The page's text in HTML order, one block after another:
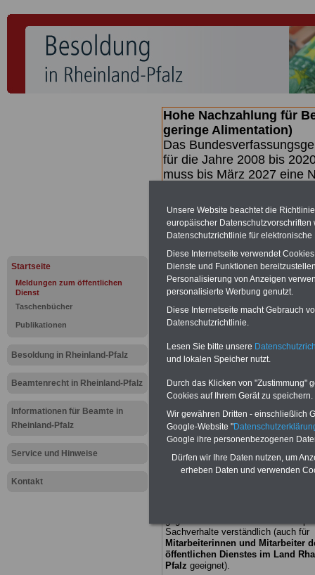
Startseite
Meldungen zum öffentlichen
Dienst
Taschenbücher
Publikationen
Besoldung in Rheinland-Pfalz
Beamtenrecht in Rheinland-Pfalz
Informationen für Beamte in
Rheinland-Pfalz
Service und Hinweise
Kontakt
Hohe Nachzahlung für
geringe Alimentation)
Das
für die Jahre 2008 bis
muss bis März 2027 eine
(Beamte &
geben (Medienberichten
mind.3.000 und 13.000
hierzu eine Broschüre
des Gesetzentwurfs der
(wahrscheinlich im
Broschüre.
Meldung
bei der
BEHÖRDEN-ABO
mit 3 Ratgebern
22,50 Euro: Wissenswertes für
Sachverhalte verständlich (auch für
Mitarbeiterinnen und Mitarbeiter
öffentlichen Dienstes im Land
Pfalz geeignet).
Unsere Website beachtet die
europäischer
Datenschutzrichtlinie für
Diese Internetseite verwendet
Dienste und Funktionen
Personalisierung von Anzeigen
personalisierte Werbung genutzt.
Diese Internetseite macht Gebrauch
Datenschutzrichtlinie.
Lesen Sie bitte unsere
und lokalen Speicher nutzt.
Durch das Klicken von "Zustimmung"
Cookies auf Ihrem Gerät zu speichern.
Wir gewähren Dritten - einschließlich
Google-Website "
Google ihre personenbezogenen
Dürfen wir Ihre Daten nutzen, um
erheben Daten und verwenden